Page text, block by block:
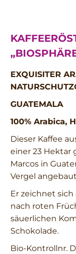
EXQUISITER
GUATEMALA
100% Arabica,
Dieser Kaffee
einer 23 Hektar
Marcos in
Vergel
Er zeichnet
nach roten
säuerlichen
Schokolade.
Bio-Kontrollnr.